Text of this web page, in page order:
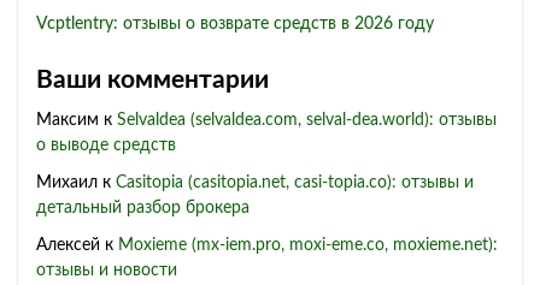
Vcptlentry: отзывы о возврате средств в 2026 году
Ваши комментарии
Максим к Selvaldea (selvaldea.com, selval-dea.world): отзывы
о выводе средств
Михаил к Casitopia (casitopia.net, casi-topia.co): отзывы и
детальный разбор брокера
Алексей к Moxieme (mx-iem.pro, moxi-eme.co, moxieme.net):
отзывы и новости